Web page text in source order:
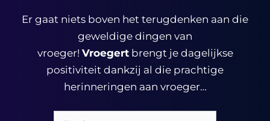
Er gaat niets boven het terugdenken aan die
geweldige dingen van
vroeger! Vroegertbrengt je dagelijkse
positiviteit dankzij al die prachtige
herinneringen aan vroeger…
Zoeken